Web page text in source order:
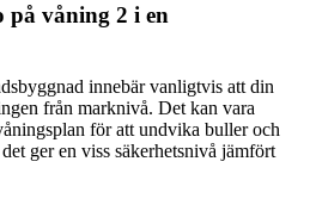
på våning 2 i en
innebär vanligtvis att din
från marknivå. Det kan vara
för att undvika buller och
ger en viss säkerhetsnivå jämfört